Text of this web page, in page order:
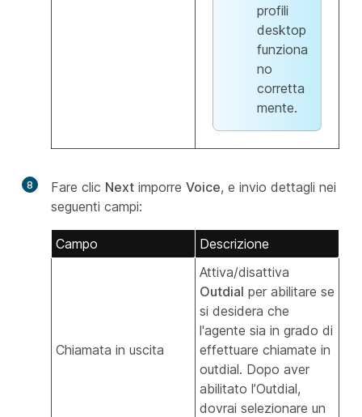
profili
desktop
funziona
no
corretta
mente.
8 Fare clic Next imporre Voice, e invio dettagli nei
seguenti campi:
Campo Descrizione
Chiamata in uscita
Attiva/disattiva
Outdial per abilitare se
si desidera che
l'agente sia in grado di
effettuare chiamate in
outdial. Dopo aver
abilitato l’Outdial,
dovrai selezionare un